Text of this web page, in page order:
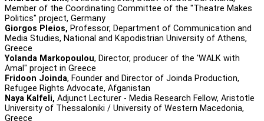
Μember of the Coordinating Committee of the "Theatre Makes
Politics" project, Germany
Giorgos Pleios, Professor, Department of Communication and
Media Studies, National and Kapodistrian University of Athens,
Greece
Yolanda Markopoulou, Director, producer of the 'WALK with
Amal" project in Greece
Fridoon Joinda, Founder and Director of Joinda Production,
Refugee Rights Advocate, Afganistan
Naya Kalfeli, Adjunct Lecturer - Media Research Fellow, Aristotle
University of Thessaloniki / University of Western Macedonia,
Greece